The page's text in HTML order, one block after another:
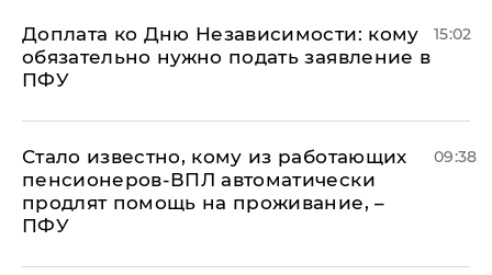
Доплата ко Дню Независимости: кому
обязательно нужно подать заявление в
ПФУ
15:02
Стало известно, кому из работающих
пенсионеров-ВПЛ автоматически
продлят помощь на проживание, –
ПФУ
09:38